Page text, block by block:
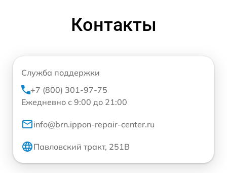
Контакты
Служба поддержки
+7 (800) 301-97-75
Ежедневно с 9:00 до 21:00
info@brn.ippon-repair-center.ru
Павловский тракт, 251В